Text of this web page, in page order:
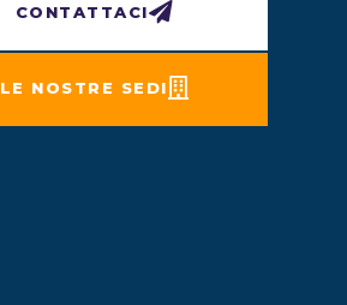
CONTATTACI
LE NOSTRE SEDI